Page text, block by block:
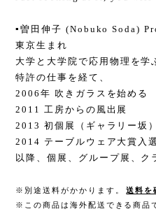
▪️曽田伸子 (Nobuko Soda)
東京生まれ
大学と大学院で応用物理を学
特許の仕事を経て、
2006年 吹きガラスを始める
2011 工房からの風出展
2013 初個展（ギャラリー坂
2014 テーブルウェア大賞入選
以降、個展、グループ展、ク
※別途送料がかかります。
送料を
※この商品は海外配送できる商品